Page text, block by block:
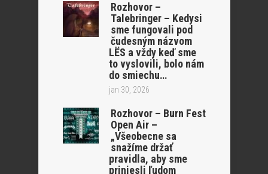
Rozhovor –
Talebringer – Kedysi
sme fungovali pod
čudesným názvom
LËS a vždy keď sme
to vyslovili, bolo nám
do smiechu…
jan 30, 2026
Rozhovor – Burn Fest
Open Air –
„Všeobecne sa
snažíme držať
pravidla, aby sme
priniesli ľudom